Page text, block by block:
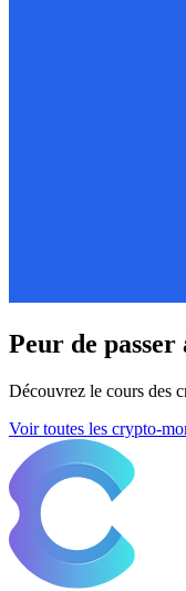
Peur de
Découvrez le cours des
Voir toutes les crypto-